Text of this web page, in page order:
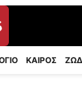
ΚΑΙΡΟΣ